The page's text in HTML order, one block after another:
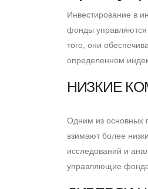
Инвестирование в
фонды управляются
того, они
определенном
НИЗКИЕ
Одним из основных
взимают более
исследований и
управляющие